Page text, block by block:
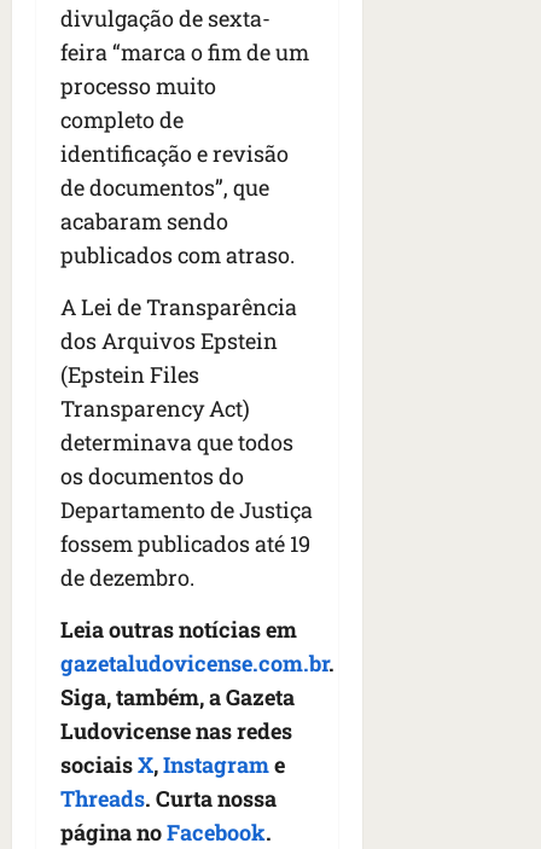
divulgação de sexta-
feira “marca o fim de um
processo muito
completo de
identificação e revisão
de documentos”, que
acabaram sendo
publicados com atraso.
A Lei de Transparência
dos Arquivos Epstein
(Epstein Files
Transparency Act)
determinava que todos
os documentos do
Departamento de Justiça
fossem publicados até 19
de dezembro.
Leia outras notícias em
gazetaludovicense.com.br.
Siga, também, a Gazeta
Ludovicense nas redes
sociaisX,Instagrame
Threads. Curta nossa
página noFacebook.